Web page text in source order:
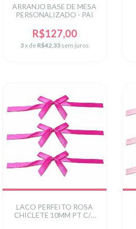
ARRANJO BASE DE MESA
PERSONALIZADO - PAI
R$127,00
3x de R$42,33 sem juros
LACO PERFEITO ROSA
CHICLETE 10MM PT C/3